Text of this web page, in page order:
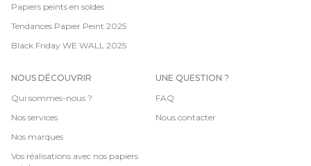
Papiers peints en soldes
Tendances Papier Peint 2025
Black Friday WE WALL 2025
NOUS DÉCOUVRIR
Qui sommes-nous ?
Nos services
Nos marques
Vos réalisations avec nos papiers
UNE QUESTION ?
FAQ
Nous contacter